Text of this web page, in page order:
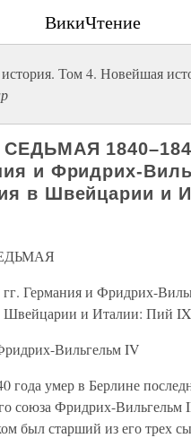
ВикиЧтение
Том 4. Новейшая
и Фридрих-
в Швейцарии и
гг. Германия и Фридрих-
Швейцарии и Италии: Пий IX
Вильгельм IV
года умер в Берлине
союза Фридрих-Вильгельм
был старший из его трех